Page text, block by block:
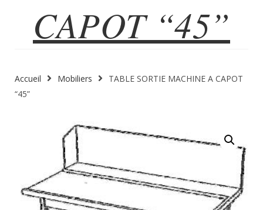
CAPOT “45”
Accueil Mobiliers
TABLE SORTIE MACHINE A CAPOT
“45”